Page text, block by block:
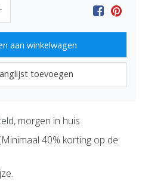
aan winkelwagen
toevoegen
morgen in huis
40% korting op de